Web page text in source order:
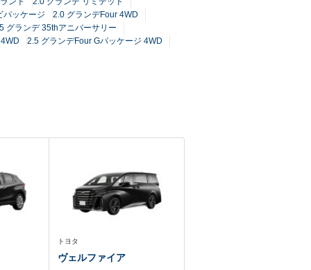
パッケージ
2.0 グランデFour 4WD
グランデ 35thアニバーサリー
2.5 グランデFour Gパッケージ 4WD
トヨタ
ヴェルファイア